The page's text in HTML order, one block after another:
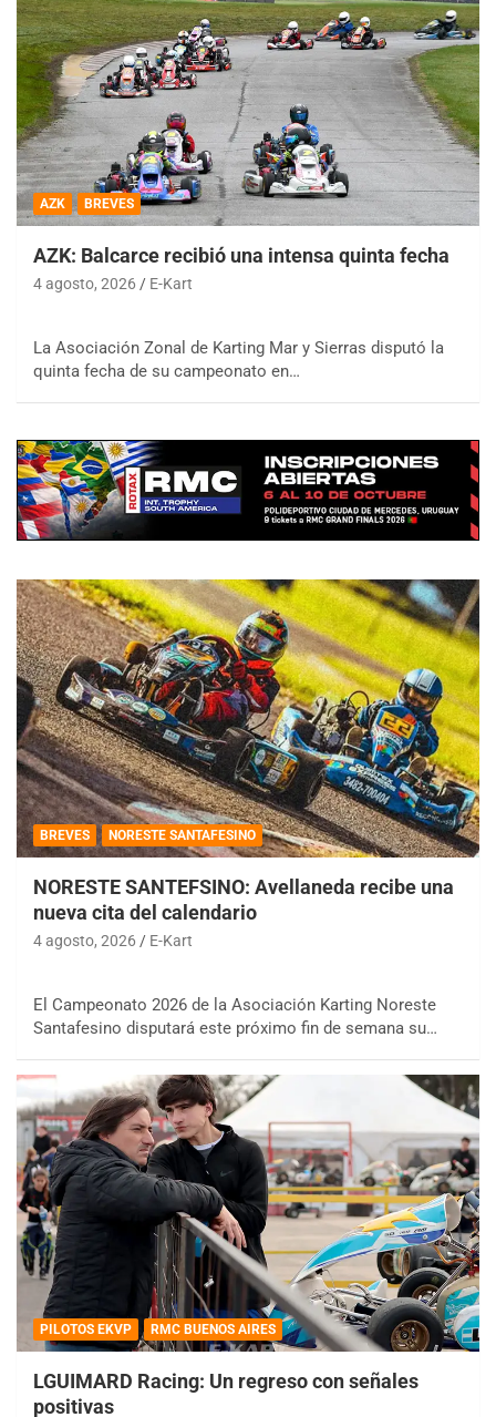
AZK BREVES
AZK: Balcarce recibió una intensa quinta fecha
4 agosto, 2026 E-Kart
La Asociación Zonal de Karting Mar y Sierras disputó la
quinta fecha de su campeonato en…
BREVES NORESTE SANTAFESINO
NORESTE SANTEFSINO: Avellaneda recibe una
nueva cita del calendario
4 agosto, 2026 E-Kart
El Campeonato 2026 de la Asociación Karting Noreste
Santafesino disputará este próximo fin de semana su…
PILOTOS EKVP RMC BUENOS AIRES
LGUIMARD Racing: Un regreso con señales
positivas